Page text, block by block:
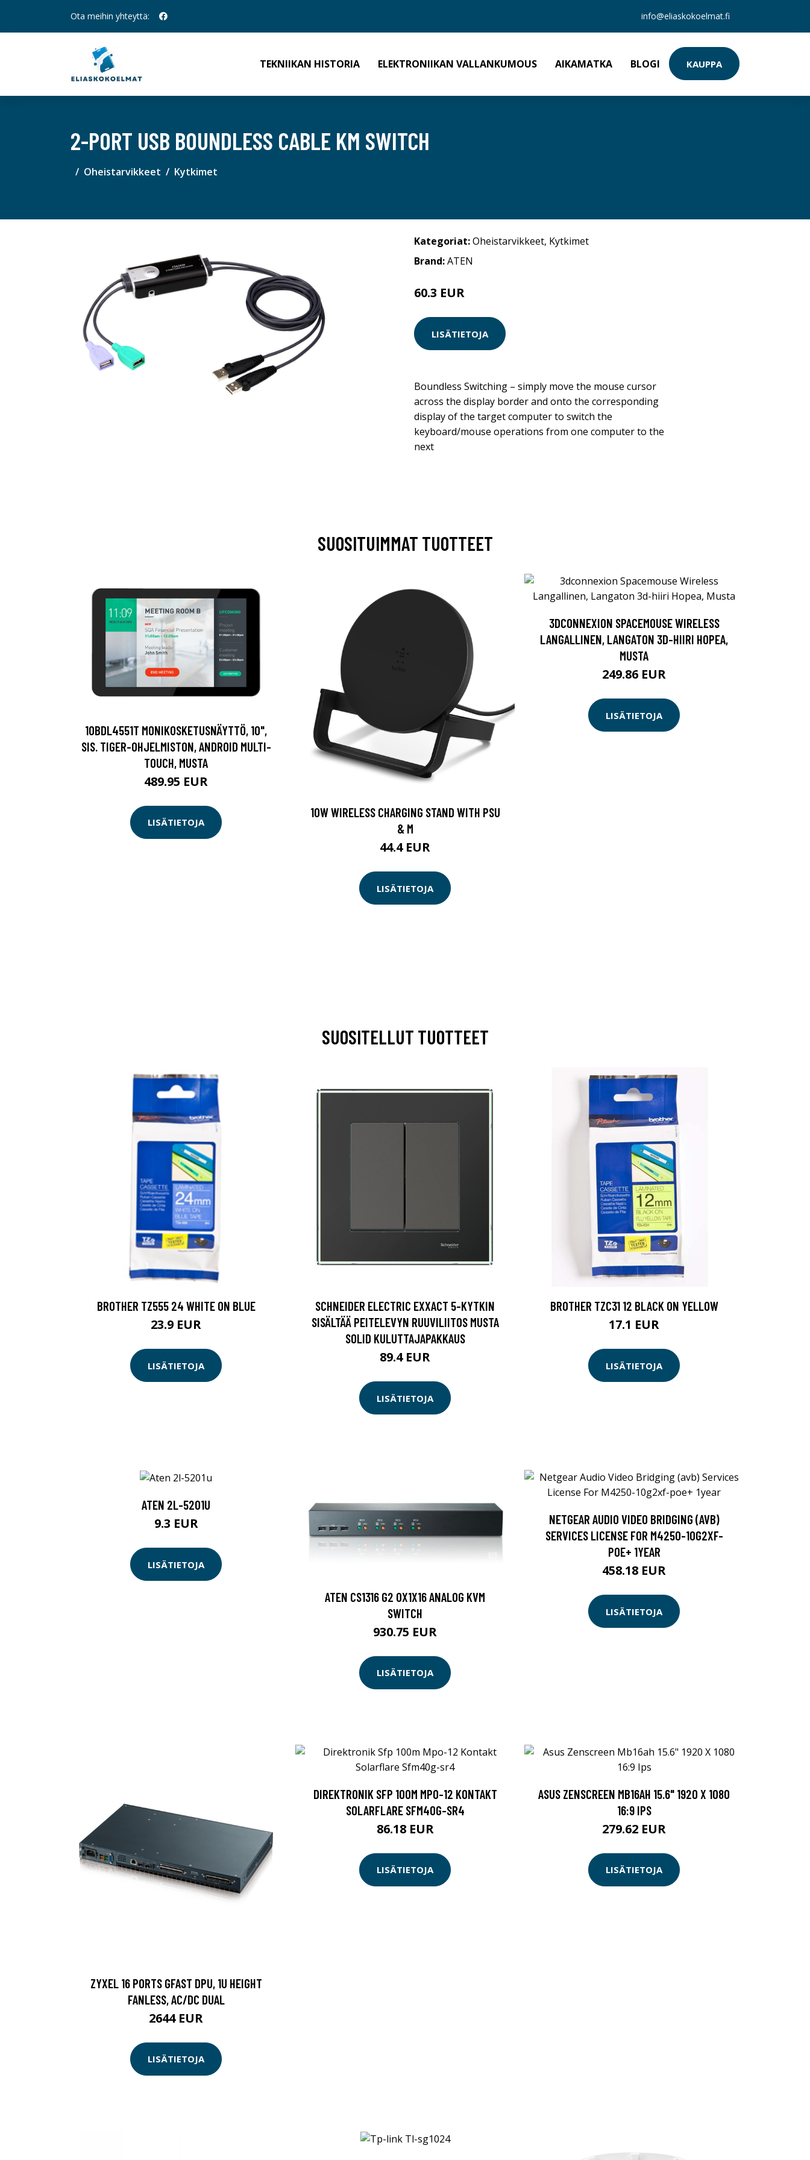
Ota meihin yhteyttä: info@eliaskokoelmat.fi
TEKNIIKAN HISTORIA ELEKTRONIIKAN VALLANKUMOUS AIKAMATKA BLOGI KAUPPA
2-PORT USB BOUNDLESS CABLE KM SWITCH
Oheistarvikkeet Kytkimet
Kategoriat:Oheistarvikkeet, Kytkimet
Brand:ATEN
60.3 EUR
LISÄTIETOJA
Boundless Switching – simply move the mouse cursor
across the display border and onto the corresponding
display of the target computer to switch the
keyboard/mouse operations from one computer to the
next
SUOSITUIMMAT TUOTTEET
10BDL4551T MONIKOSKETUSNÄYTTÖ, 10",
SIS. TIGER-OHJELMISTON, ANDROID MULTI-
TOUCH, MUSTA
489.95 EUR
LISÄTIETOJA
10W WIRELESS CHARGING STAND WITH PSU
& M
44.4 EUR
LISÄTIETOJA
3DCONNEXION SPACEMOUSE WIRELESS
LANGALLINEN, LANGATON 3D-HIIRI HOPEA,
MUSTA
249.86 EUR
LISÄTIETOJA
SUOSITELLUT TUOTTEET
BROTHER TZ555 24 WHITE ON BLUE
23.9 EUR
LISÄTIETOJA
SCHNEIDER ELECTRIC EXXACT 5-KYTKIN
SISÄLTÄÄ PEITELEVYN RUUVILIITOS MUSTA
SOLID KULUTTAJAPAKKAUS
89.4 EUR
LISÄTIETOJA
BROTHER TZC31 12 BLACK ON YELLOW
17.1 EUR
LISÄTIETOJA
ATEN 2L-5201U
9.3 EUR
LISÄTIETOJA
ATEN CS1316 G2 0X1X16 ANALOG KVM
SWITCH
930.75 EUR
LISÄTIETOJA
NETGEAR AUDIO VIDEO BRIDGING (AVB)
SERVICES LICENSE FOR M4250-10G2XF-
POE+ 1YEAR
458.18 EUR
LISÄTIETOJA
ZYXEL 16 PORTS GFAST DPU, 1U HEIGHT
FANLESS, AC/DC DUAL
2644 EUR
LISÄTIETOJA
DIREKTRONIK SFP 100M MPO-12 KONTAKT
SOLARFLARE SFM40G-SR4
86.18 EUR
LISÄTIETOJA
ASUS ZENSCREEN MB16AH 15.6" 1920 X 1080
16:9 IPS
279.62 EUR
LISÄTIETOJA